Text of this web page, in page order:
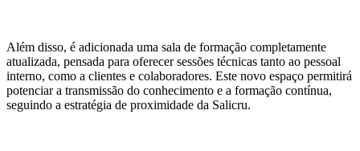
Além disso, é adicionada uma sala de formação completamente
atualizada, pensada para oferecer sessões técnicas tanto ao pessoal
interno, como a clientes e colaboradores. Este novo espaço permitirá
potenciar a transmissão do conhecimento e a formação contínua,
seguindo a estratégia de proximidade da Salicru.